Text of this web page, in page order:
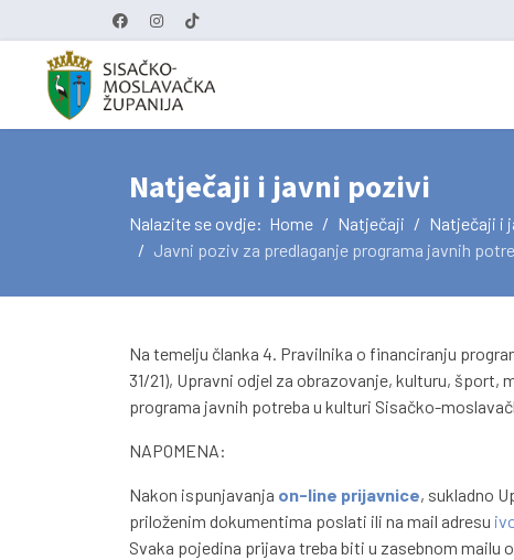
Natječaji i javni pozivi
Nalazite se ovdje: Home Natječaji Natječaji i
Javni poziv za predlaganje programa javnih
Na temelju članka 4. Pravilnika o financiranju
31/21), Upravni odjel za obrazovanje, kulturu,
programa javnih potreba u kulturi Sisačko-
NAPOMENA:
Nakon ispunjavanja on-line prijavnice, sukladno
priloženim dokumentima poslati ili na mail adresu
Svaka pojedina prijava treba biti u zasebnom mailu